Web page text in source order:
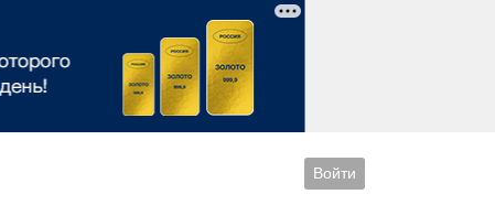
Войти